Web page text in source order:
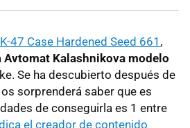
47 Case Hardened Seed 661 ,
Avtomat Kalashnikova modelo
Se ha descubierto después de
sorprenderá saber que es
de conseguirla es 1 entre
el creador de contenido